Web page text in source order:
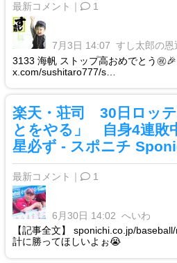
最新コメント｜ 1
7月3日 14:07 すし太郎の恩
3133 海帆 ストップ高おめでとう㊗️
x.com/sushitaro777/s…
楽天・荘司 30日ロッテ
とをやる」 自身4連敗
星必ず - スポニチ
最新コメント｜ 1
6月30日 14:02 へいわ
【記事全文】 sponichi.co.jp/
計に勝ってほしいよぉ😭